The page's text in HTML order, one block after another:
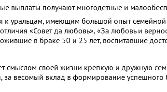
выплаты получают многодетные и
к уральцам, имеющим большой опыт
«Совет да любовь», «За любовь и
в браке 50 и 25 лет, воспитавшие
смыслом своей жизни крепкую и дружную
за весомый вклад в формирование успешного